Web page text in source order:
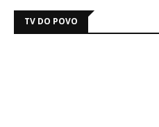
TV DO POVO